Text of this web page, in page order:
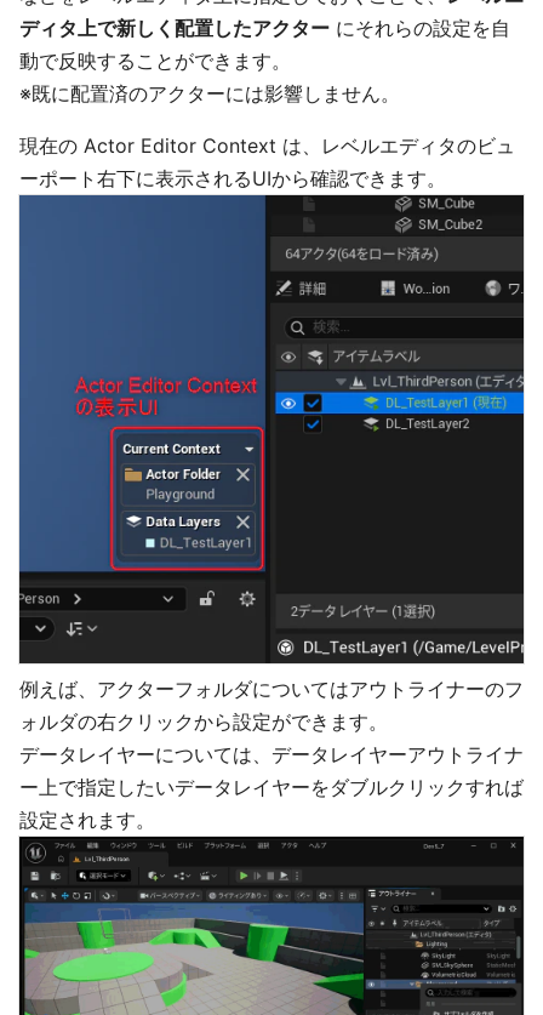
ディタ上で新しく配置したアクター にそれらの設定を自
動で反映することができます。
※既に配置済のアクターには影響しません。
現在の Actor Editor Context は、レベルエディタのビュ
ーポート右下に表示されるUIから確認できます。
例えば、アクターフォルダについてはアウトライナーのフ
ォルダの右クリックから設定ができます。
データレイヤーについては、データレイヤーアウトライナ
ー上で指定したいデータレイヤーをダブルクリックすれば
設定されます。